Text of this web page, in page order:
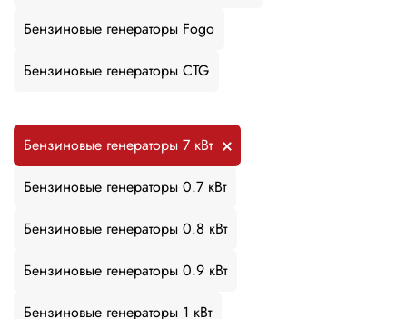
Бензиновые генераторы Fogo
Бензиновые генераторы CTG
Бензиновые генераторы 7 кВт
Бензиновые генераторы 0.7 кВт
Бензиновые генераторы 0.8 кВт
Бензиновые генераторы 0.9 кВт
Бензиновые генераторы 1 кВт